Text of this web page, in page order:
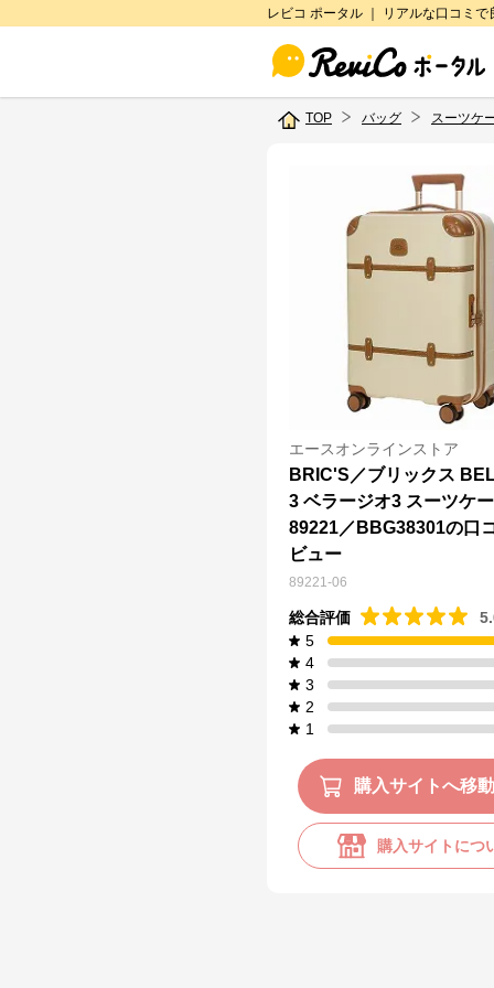
レビコ ポータル ｜ リアルな口コミ
TOP バッグ スーツケ
エースオンラインストア
BRIC'S／ブリックス
3 ベラージオ3 スーツケ
89221／BBG38301の口
ビュー
89221-06
総合評価
5
4
3
2
1
購入サイトへ移動
購入サイトにつ